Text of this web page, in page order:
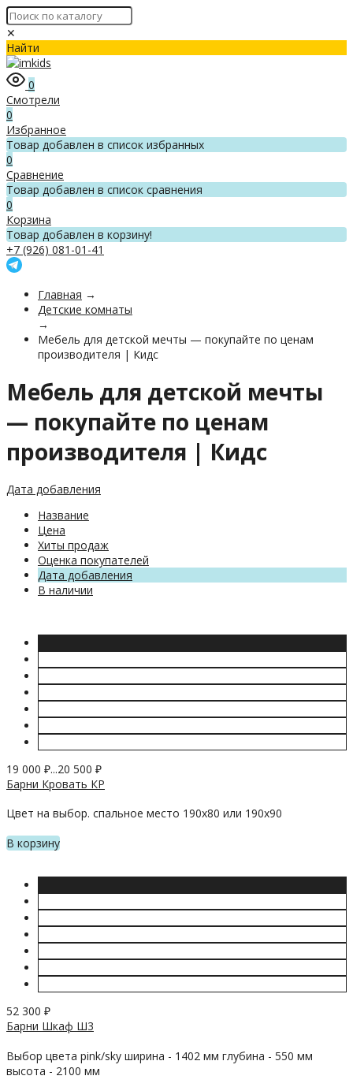
✕
Найти
0
Смотрели
0
Избранное
Товар добавлен в список избранных
0
Сравнение
Товар добавлен в список сравнения
0
Корзина
Товар добавлен в корзину!
+7 (926) 081-01-41
Главная →
Детские комнаты
→
Мебель для детской мечты — покупайте по ценам
производителя | Кидс
Мебель для детской мечты
— покупайте по ценам
производителя | Кидс
Дата добавления
Название
Цена
Хиты продаж
Оценка покупателей
Дата добавления
В наличии
19 000 ₽...20 500 ₽
Барни Кровать КР
Цвет на выбор. спальное место 190х80 или 190х90
В корзину
52 300 ₽
Барни Шкаф Ш3
Выбор цвета pink/sky ширина - 1402 мм глубина - 550 мм
высота - 2100 мм